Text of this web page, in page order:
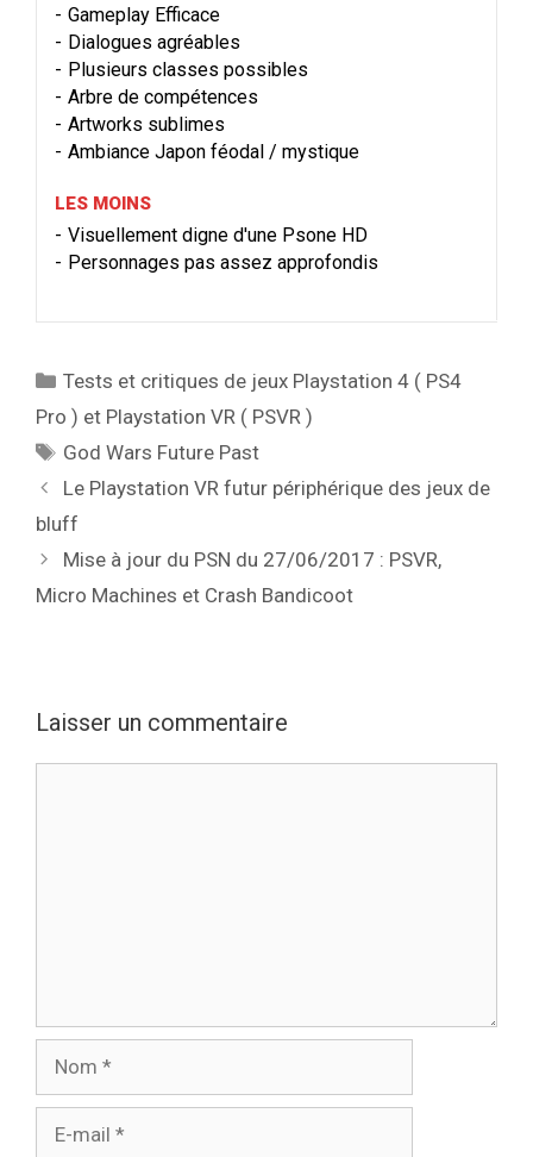
Gameplay Efficace
Dialogues agréables
Plusieurs classes possibles
Arbre de compétences
Artworks sublimes
Ambiance Japon féodal / mystique
LES MOINS
Visuellement digne d'une Psone HD
Personnages pas assez approfondis
Catégories
Tests et critiques de jeux Playstation 4 ( PS4
Pro ) et Playstation VR ( PSVR )
Étiquettes
God Wars Future Past
Le Playstation VR futur périphérique des jeux de
bluff
Mise à jour du PSN du 27/06/2017 : PSVR,
Micro Machines et Crash Bandicoot
Laisser un commentaire
mail